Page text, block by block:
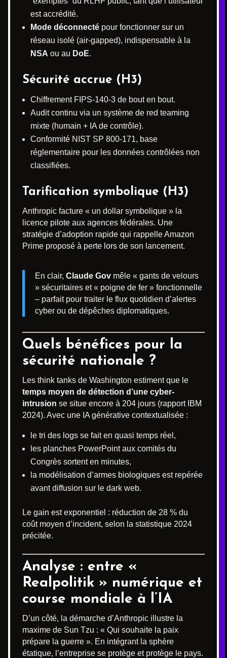
est accrédité.
Mode déconnecté pour fonctionner sur un
réseau isolé (air-gapped), indispensable à la
NSA ou au DoE.
Sécurité accrue (H3)
Chiffrement FIPS-140-3 de bout en bout.
Audit continu via un système de red teaming
mixte (humain + IA de contrôle).
Conformité NIST SP 800-171, base
réglementaire pour les données contrôlées non
classifiées.
Tarification symbolique (H3)
Anthropic facture « un dollar symbolique » la
licence pilote aux agences fédérales. Une
stratégie d’adoption rapide qui rappelle Amazon
Prime proposé à perte lors de son lancement.
En clair, Claude Gov mêle « gants de velours
» sécuritaires et « poigne de fer » fonctionnelle
– parfait pour traiter le flux quotidien d’alertes
cyber ou de dépêches diplomatiques.
Quels bénéfices pour la
sécurité nationale ?
Les think tanks de Washington estiment que le
temps moyen de détection d’une cyber-
intrusion se situe encore à 204 jours (rapport IBM
2024). Avec une IA générative contextualisée :
le tri des logs se fait en quasi temps réel,
les planches PowerPoint aux comités du
Congrès sortent en minutes,
la modélisation d’armes biologiques est repérée
avant diffusion sur le dark web.
Le gain est exponentiel : réduction de 28 % du
coût moyen d’incident, selon la statistique 2024
précitée.
Analyse : entre «
Realpolitik » numérique et
course mondiale à l’IA
D’un côté, la démarche d’Anthropic illustre la
maxime de Sun Tzu : « Qui souhaite la paix
prépare la guerre ». En intégrant la sphère
étatique, l’entreprise se protège et protège le pays.